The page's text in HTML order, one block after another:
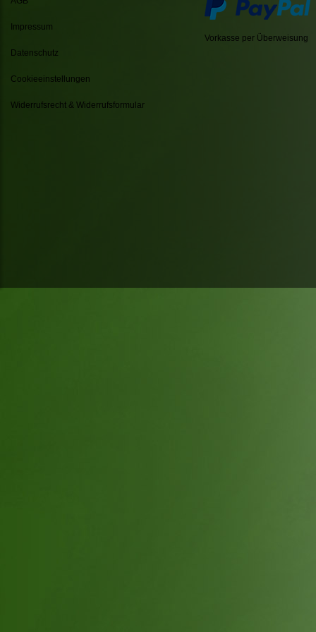
Impressum
Datenschutz
Cookieeinstellungen
Widerrufsrecht & Widerrufsformular
Vorkasse per Überweisung